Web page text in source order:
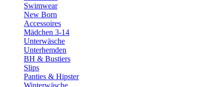
Swimwear
New Born
Accessoires
Mädchen 3-14
Unterwäsche
Unterhemden
BH & Bustiers
Slips
Panties & Hipster
Winterwäsche